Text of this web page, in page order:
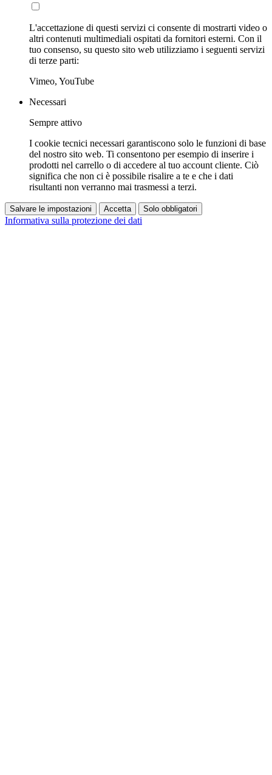
L'accettazione di questi servizi ci consente di mostrarti video o
altri contenuti multimediali ospitati da fornitori esterni. Con il
tuo consenso, su questo sito web utilizziamo i seguenti servizi
di terze parti:
Vimeo, YouTube
Necessari
Sempre attivo
I cookie tecnici necessari garantiscono solo le funzioni di base
del nostro sito web. Ti consentono per esempio di inserire i
prodotti nel carrello o di accedere al tuo account cliente. Ciò
significa che non ci è possibile risalire a te e che i dati
risultanti non verranno mai trasmessi a terzi.
Salvare le impostazioni Accetta Solo obbligatori
Informativa sulla protezione dei dati